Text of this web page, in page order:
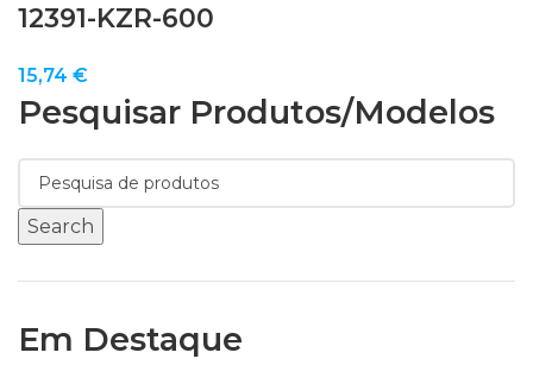
Pesquisar Produtos/modelos
Search
Em Destaque
12391-KZR-600
15,74 €